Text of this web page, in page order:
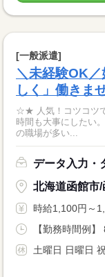
[一般派遣]
＼未経験OK
しく」働きま
☆★ 人気！コツコツできる入力作
時間も大事にしたい。 そんな働
の職場が多い...
データ入力・
北海道函館市
時給1,100円～
【勤務時間例
土曜日 日曜日